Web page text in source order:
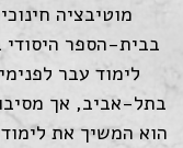
מוטיבציה
בבית-הספר היסודי
לימוד עבר
בתל-אביב, אך
הוא המשיך את